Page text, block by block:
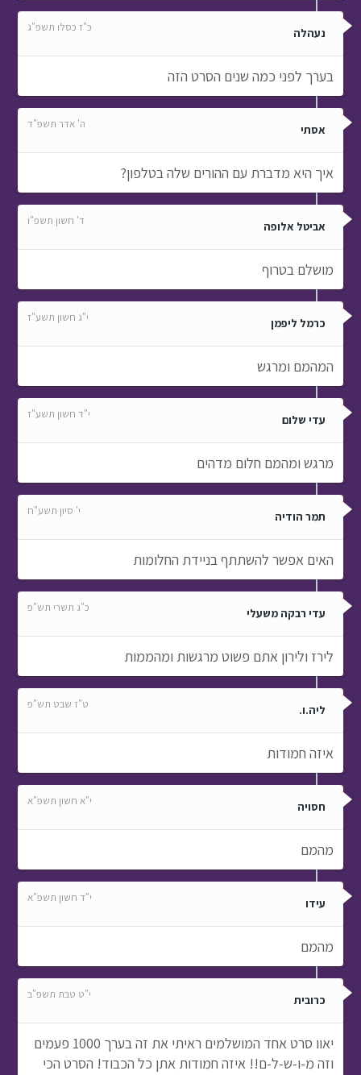
נעהלה כ"ז כסלו תשפ"ג
בערך לפני כמה שנים הסרט הזה
אסתי ה' אדר תשפ"ד
איך היא מדברת עם ההורים שלה בטלפון?
אביטל אלופה ד' חשון תשפ"ו
מושלם בטרוף
כרמל ליפמן י"ג חשון תשע"ז
המהמם ומרגש
עדי שלום י"ד חשון תשע"ז
מרגש ומהמם חלום מדהים
תמר הודיה י' סיון תשע"ח
האים אפשר להשתתף בניידת החלומות
עדי רבקה משעלי כ"ג תשרי תש"פ
לירז ולירון אתם פשוט מרגשות ומהממות
ליה.ו. ט"ז שבט תש"פ
איזה חמודות
חסויה י"א חשון תשפ"א
מהמם
עידו י"ד חשון תשפ"א
מהמם
כרובית י"ט טבת תשפ"ב
יאוו סרט אחד המושלמים ראיתי את זה בערך 1000 פעמים
וזה מ-ו-ש-ל-ם!! איזה חמודות אתן כל הכבוד! הסרט הכי